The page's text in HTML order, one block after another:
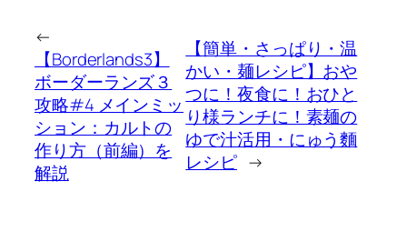
←
【Borderlands3】
ボーダーランズ３
攻略#4 メインミッ
ション：カルトの
作り方（前編）を
解説
【簡単・さっぱり・温
かい・麺レシピ】おや
つに！夜食に！おひと
り様ランチに！素麺の
ゆで汁活用・にゅう麵
レシピ →